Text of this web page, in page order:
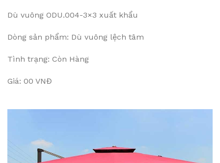
Dù vuông ODU.004-3×3 xuất khẩu
Dòng sản phẩm: Dù vuông lệch tâm
Tình trạng: Còn Hàng
Giá: 00 VNĐ